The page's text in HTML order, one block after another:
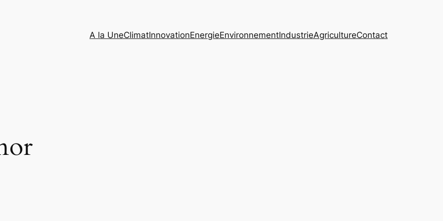
A la UneClimatInnovationEnergieEnvironnementIndustrieAgricultureContact